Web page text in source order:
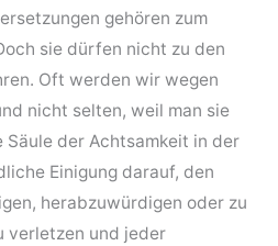
gehören zum
sie dürfen nicht zu den
Oft werden wir wegen
nicht selten, weil man sie
der Achtsamkeit in der
Einigung darauf, den
herabzuwürdigen oder zu
verletzen und jeder